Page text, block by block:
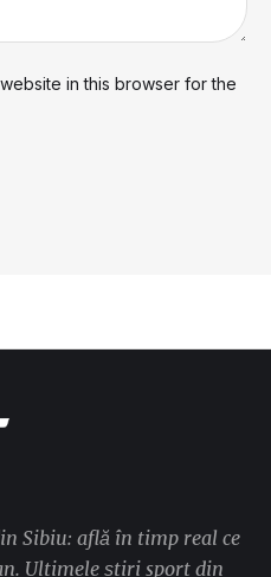
in this browser for the
Sibiu: află în timp real ce
Ultimele știri sport din